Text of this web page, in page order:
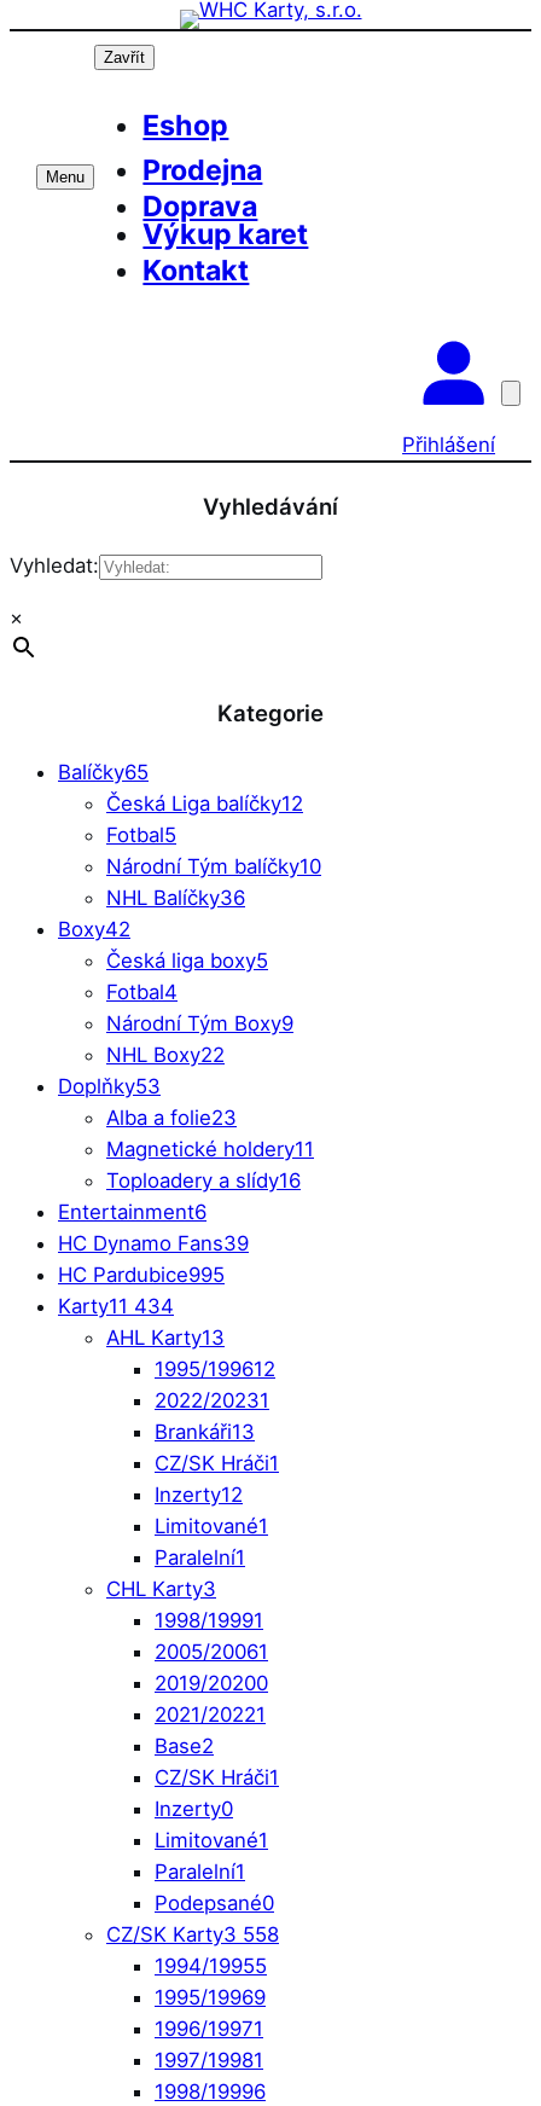
Přeskočit
Menu
Zavřít
Eshop
Prodejna
Doprava
Výkup karet
Kontakt
Přihlášení
Vyhledávání
Vyhledat:
×
Kategorie
Balíčky65
Česká Liga balíčky12
Fotbal5
Národní Tým balíčky10
NHL Balíčky36
Boxy42
Česká liga boxy5
Fotbal4
Národní Tým Boxy9
NHL Boxy22
Doplňky53
Alba a folie23
Magnetické holdery11
Toploadery a slídy16
Entertainment6
HC Dynamo Fans39
HC Pardubice995
Karty11 434
AHL Karty13
1995/199612
2022/20231
Brankáři13
CZ/SK Hráči1
Inzerty12
Limitované1
Paralelní1
CHL Karty3
1998/19991
2005/20061
2019/20200
2021/20221
Base2
CZ/SK Hráči1
Inzerty0
Limitované1
Paralelní1
Podepsané0
CZ/SK Karty3 558
1994/19955
1995/19969
1996/19971
1997/19981
1998/19996